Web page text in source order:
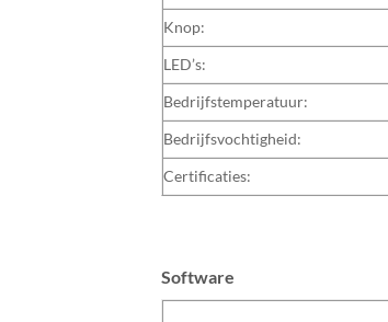
Knop:
LED’s:
Bedrijfstemperatuur:
Bedrijfsvochtigheid:
Certificaties:
Software